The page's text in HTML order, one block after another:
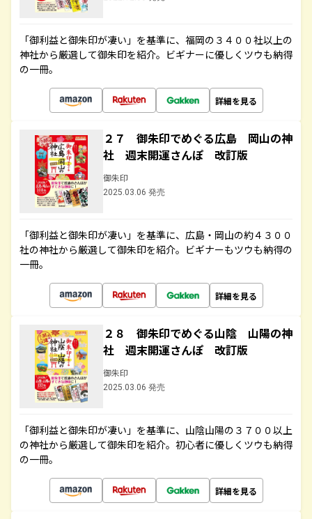
「御利益と御朱印が凄い」を基準に、福岡の３４００社以上の
神社から厳選して御朱印を紹介。ビギナーに優しくツウも納得
の一冊。
詳細を見る
２７ 御朱印でめぐる広島 岡山の神
社 週末開運さんぽ 改訂版
御朱印
2025.03.06 発売
「御利益と御朱印が凄い」を基準に、広島・岡山の約４３００
社の神社から厳選して御朱印を紹介。ビギナーもツウも納得の
一冊。
詳細を見る
２８ 御朱印でめぐる山陰 山陽の神
社 週末開運さんぽ 改訂版
御朱印
2025.03.06 発売
「御利益と御朱印が凄い」を基準に、山陰山陽の３７００以上
の神社から厳選して御朱印を紹介。初心者に優しくツウも納得
の一冊。
詳細を見る